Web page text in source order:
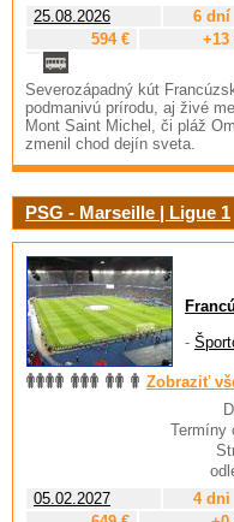
25.08.2026
6 dní
594 €
+13
Severozápadný kút
podmanivú prírodu, aj živé
Mont Saint Michel, či pláž
zmenil chod dejín sveta.
PSG - Marseille | Ligue 1
-
Zobraziť
Termíny
05.02.2027
4 dni